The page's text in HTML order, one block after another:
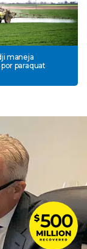
maneja
paraquat